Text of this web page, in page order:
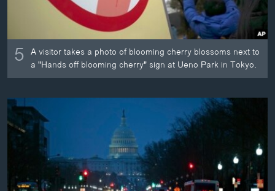
ສຽງ
ລາຍການກະຈາຍສຽງ
ລາຍງານ
ຕິດຕາມພວກເຮົາ ທີ່
ພາສາຕ່າງໆ
5 A visitor takes a photo of blooming cherry blossoms next to
a "Hands off blooming cherry" sign at Ueno Park in Tokyo.